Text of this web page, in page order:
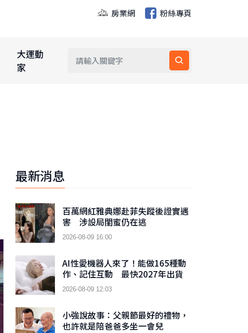
房業網 粉絲專頁
大運動
家
最新消息
百萬網紅雅典娜赴菲失蹤後證實遇
害 涉設局閨蜜仍在逃
2026-08-09 16:00
AI性愛機器人來了！能做165種動
作、記住互動 最快2027年出貨
2026-08-09 12:03
小強說故事：父親節最好的禮物，
也許就是陪爸爸多坐一會兒